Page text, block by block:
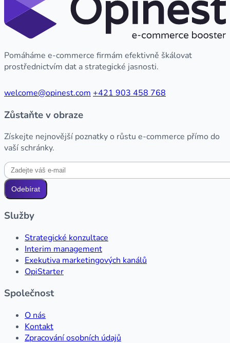
Pomáháme e-commerce firmám efektivně škálovat
prostřednictvím dat a strategické jasnosti.
welcome@opinest.com +421 903 458 768
Zůstaňte v obraze
Získejte nejnovější poznatky o růstu e-commerce přímo do
vaší schránky.
Odebírat
Služby
Strategické konzultace
Interim management
Exekutiva marketingových kanálů
OpiStarter
Společnost
O nás
Kontakt
Zpracování osobních údajů